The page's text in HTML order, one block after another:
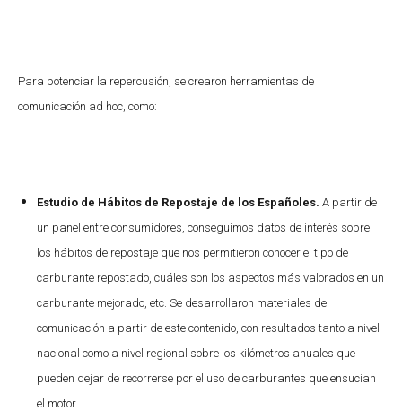
Para potenciar la repercusión, se crearon herramientas de
comunicación ad hoc, como:
Estudio de Hábitos de Repostaje de los Españoles. A partir de
un panel entre consumidores, conseguimos datos de interés sobre
los hábitos de repostaje que nos permitieron conocer el tipo de
carburante repostado, cuáles son los aspectos más valorados en un
carburante mejorado, etc. Se desarrollaron materiales de
comunicación a partir de este contenido, con resultados tanto a nivel
nacional como a nivel regional sobre los kilómetros anuales que
pueden dejar de recorrerse por el uso de carburantes que ensucian
el motor.